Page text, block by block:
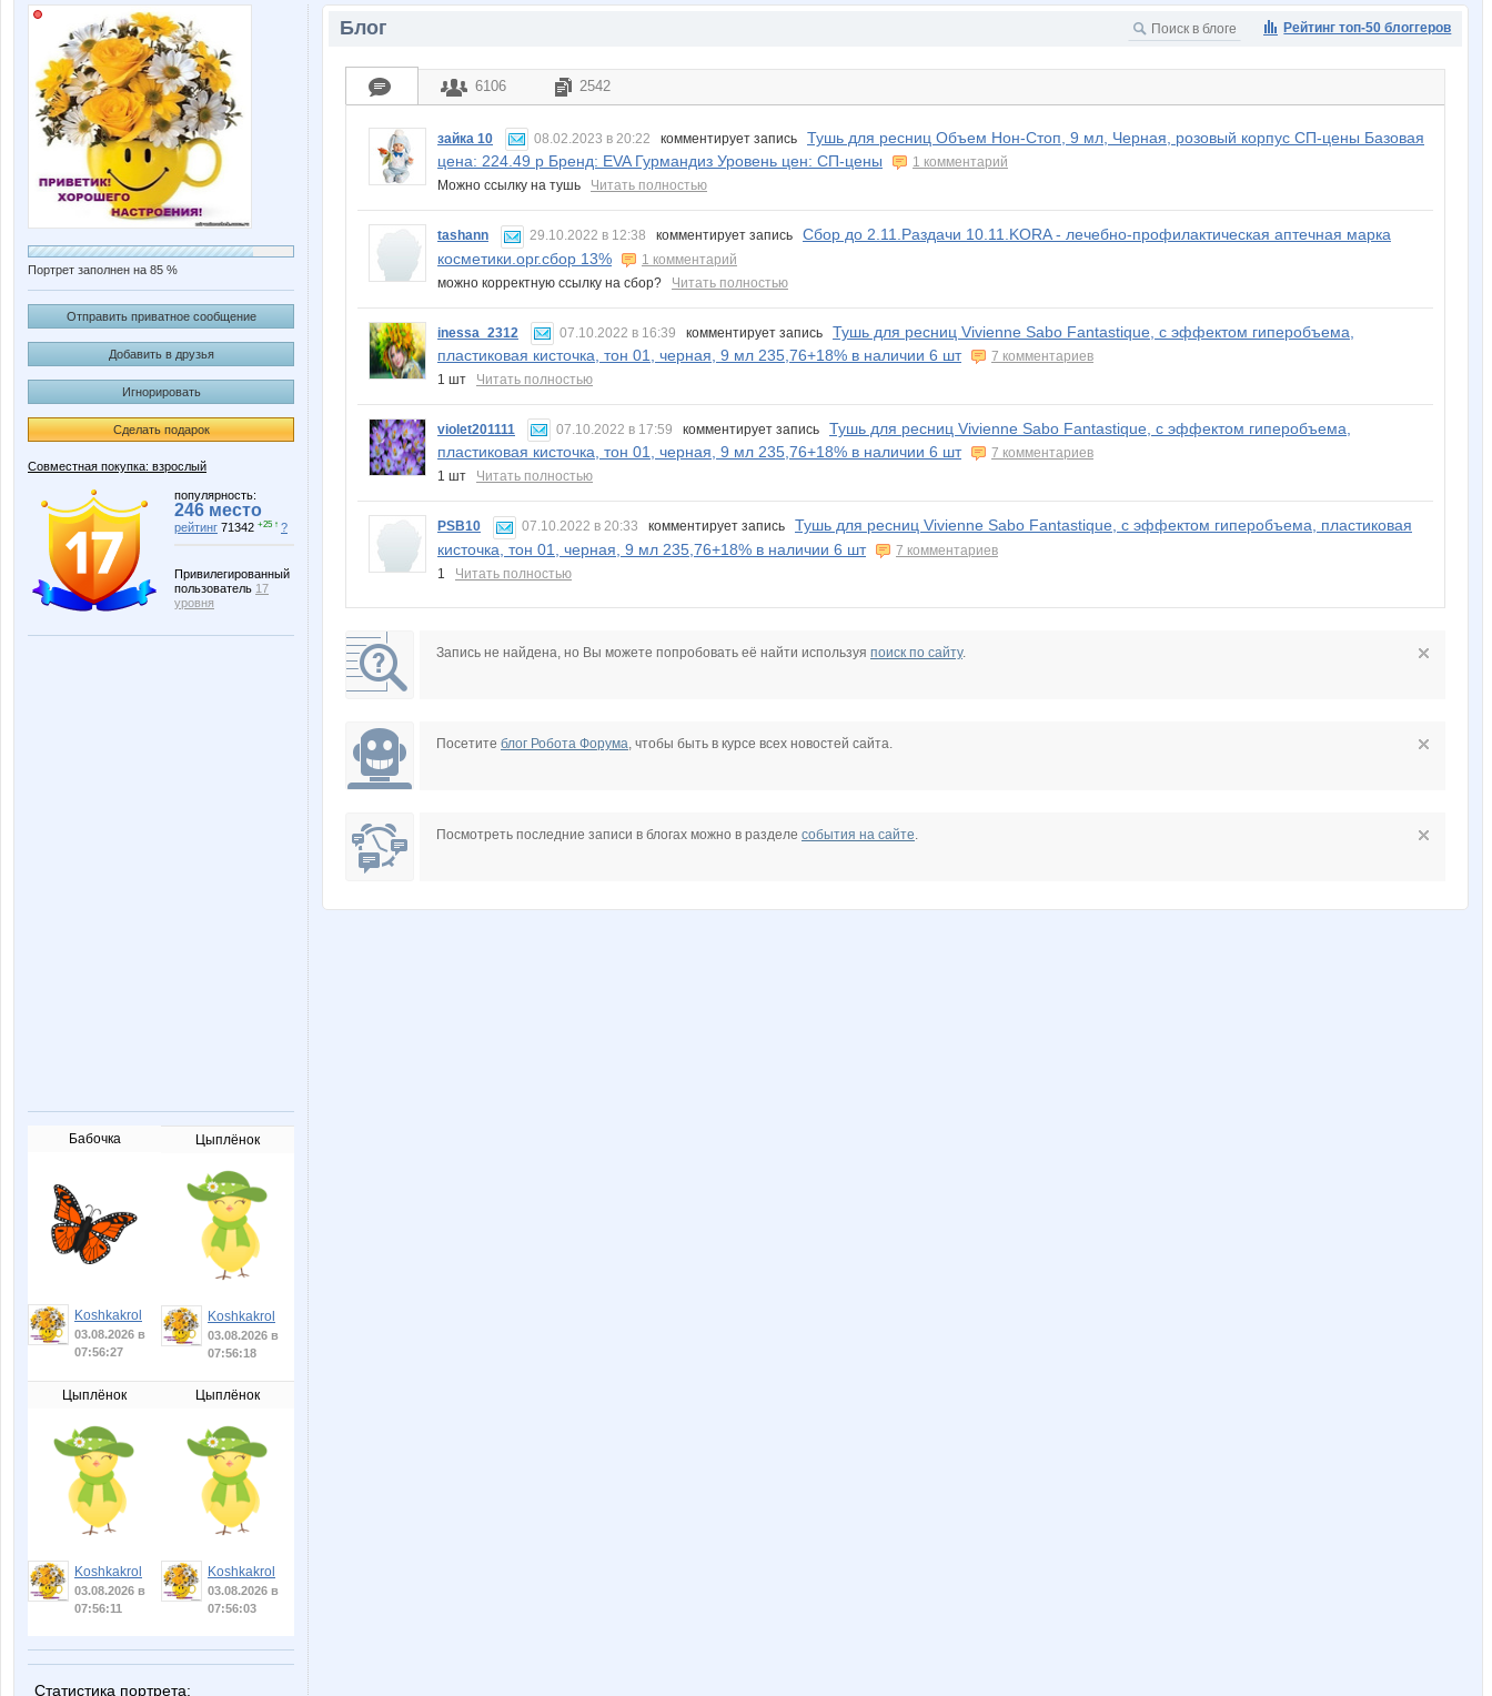
Портрет заполнен на 85 %
Отправить приватное сообщение
Добавить в друзья
Игнорировать
Сделать подарок
Совместная покупка: взрослый
популярность:
246 место
рейтинг 71342 +25 ↑ ?
Привилегированный
пользователь 17
уровня
Бабочка
Koshkakrol
03.08.2026 в
07:56:27
Цыплёнок
Koshkakrol
03.08.2026 в
07:56:18
Цыплёнок
Koshkakrol
03.08.2026 в
07:56:11
Цыплёнок
Koshkakrol
03.08.2026 в
07:56:03
Статистика портрета:
Рейтинг топ-50 блоггеров
Блог
6106 2542
зайка 10 08.02.2023 в 20:22 комментирует запись Тушь для ресниц Объем Нон-Стоп, 9 мл, Черная, розовый корпус СП-цены Базовая
цена: 224.49 р Бренд: EVA Гурмандиз Уровень цен: СП-цены
1 комментарий
Можно ссылку на тушь Читать полностью
tashann 29.10.2022 в 12:38 комментирует запись Сбор до 2.11.Раздачи 10.11.KORA - лечебно-профилактическая аптечная марка
косметики.орг.сбор 13%
1 комментарий
можно корректную ссылку на сбор? Читать полностью
inessa_2312 07.10.2022 в 16:39 комментирует запись Тушь для ресниц Vivienne Sabo Fantastique, с эффектом гиперобъема,
пластиковая кисточка, тон 01, черная, 9 мл 235,76+18% в наличии 6 шт
7 комментариев
1 шт Читать полностью
violet201111 07.10.2022 в 17:59 комментирует запись Тушь для ресниц Vivienne Sabo Fantastique, с эффектом гиперобъема,
пластиковая кисточка, тон 01, черная, 9 мл 235,76+18% в наличии 6 шт
7 комментариев
1 шт Читать полностью
PSB10 07.10.2022 в 20:33 комментирует запись Тушь для ресниц Vivienne Sabo Fantastique, с эффектом гиперобъема, пластиковая
кисточка, тон 01, черная, 9 мл 235,76+18% в наличии 6 шт
7 комментариев
1 Читать полностью
Запись не найдена, но Вы можете попробовать её найти используя поиск по сайту.
Посетите блог Робота Форума , чтобы быть в курсе всех новостей сайта.
Посмотреть последние записи в блогах можно в разделе события на сайте